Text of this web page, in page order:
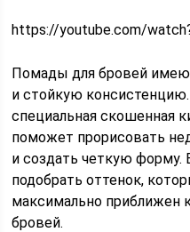
https://youtube.com/
Помады для бровей
и стойкую
специальная скошенная
поможет прорисовать
и создать четкую форму.
подобрать оттенок,
максимально приближен
бровей.